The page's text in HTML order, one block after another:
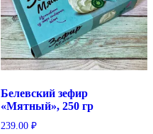
Белевский зефир
«Мятный», 250 гр
239.00 ₽